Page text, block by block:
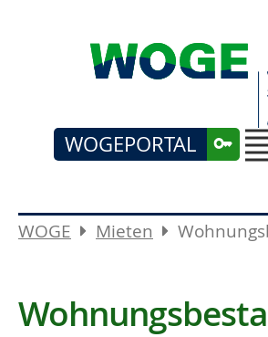
WOGEPORTAL
WOGE Mieten